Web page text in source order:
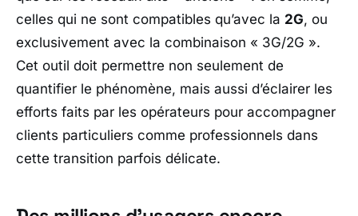
celles qui ne sont compatibles qu’avec la 2G, ou
exclusivement avec la combinaison « 3G/2G ».
Cet outil doit permettre non seulement de
quantifier le phénomène, mais aussi d’éclairer les
efforts faits par les opérateurs pour accompagner
clients particuliers comme professionnels dans
cette transition parfois délicate.